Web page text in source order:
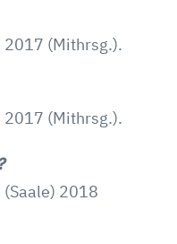
2017 (Mithrsg.).
2017 (Mithrsg.).
2018